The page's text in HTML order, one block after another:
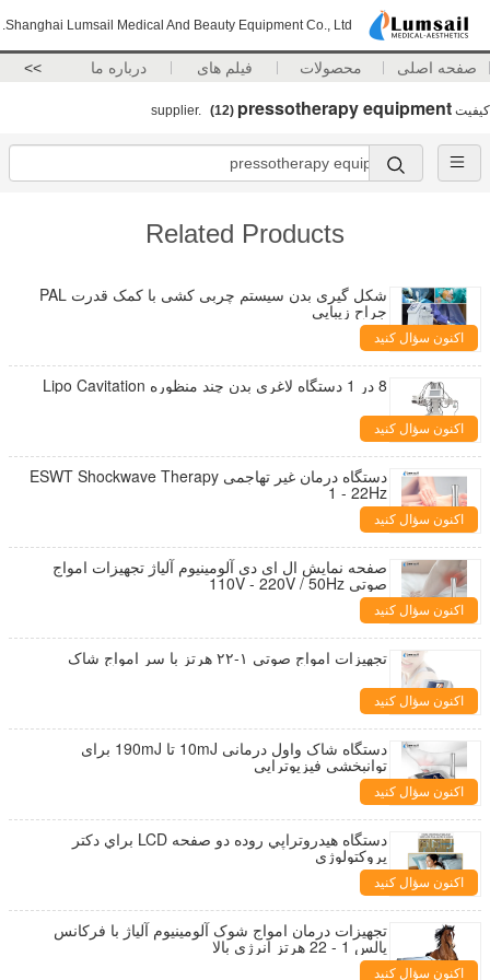
Shanghai Lumsail Medical And Beauty Equipment Co., Ltd.
صفحه اصلی محصولات فیلم های درباره ما >>
کیفیت pressotherapy equipment
(12)
Related Products
شکل گیری بدن سیستم چربی کشی با کمک قدرت PAL
جراح زیبایی
اکنون سؤال کنید
8 در 1 دستگاه لاغری بدن چند منظوره Lipo Cavitation
اکنون سؤال کنید
دستگاه درمان غیر تهاجمی ESWT Shockwave Therapy
1 - 22Hz
اکنون سؤال کنید
صفحه نمایش ال ای دی آلومینیوم آلیاژ تجهیزات امواج
صوتی 110V - 220V / 50Hz
اکنون سؤال کنید
تجهیزات امواج صوتی ۱-۲۲ هرتز با سر امواج شاک
اکنون سؤال کنید
دستگاه شاک واول درمانی 10mJ تا 190mJ برای
توانبخشی فیزیوتراپی
اکنون سؤال کنید
دستگاه هيدروتراپي روده دو صفحه LCD براي دکتر
پروکتولوژي
اکنون سؤال کنید
تجهیزات درمان امواج شوک آلومینیوم آلیاژ با فرکانس
پالس 1 - 22 هرتز انرژی بالا
اکنون سؤال کنید